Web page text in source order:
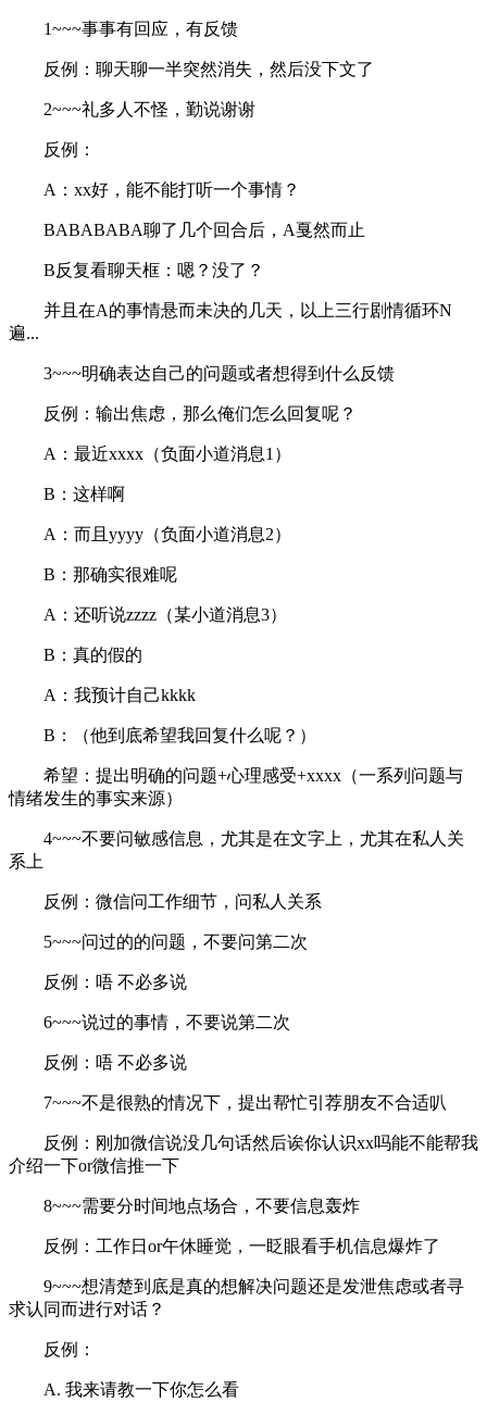
1~~~事事有回应，有反馈
反例：聊天聊一半突然消失，然后没下文了
2~~~礼多人不怪，勤说谢谢
反例：
A：xx好，能不能打听一个事情？
BABABABA聊了几个回合后，A戛然而止
B反复看聊天框：嗯？没了？
并且在A的事情悬而未决的几天，以上三行剧情循环N
遍...
3~~~明确表达自己的问题或者想得到什么反馈
反例：输出焦虑，那么俺们怎么回复呢？
A：最近xxxx（负面小道消息1）
B：这样啊
A：而且yyyy（负面小道消息2）
B：那确实很难呢
A：还听说zzzz（某小道消息3）
B：真的假的
A：我预计自己kkkk
B：（他到底希望我回复什么呢？）
希望：提出明确的问题+心理感受+xxxx（一系列问题与
情绪发生的事实来源）
4~~~不要问敏感信息，尤其是在文字上，尤其在私人关
系上
反例：微信问工作细节，问私人关系
5~~~问过的的问题，不要问第二次
反例：唔 不必多说
6~~~说过的事情，不要说第二次
反例：唔 不必多说
7~~~不是很熟的情况下，提出帮忙引荐朋友不合适叭
反例：刚加微信说没几句话然后诶你认识xx吗能不能帮我
介绍一下or微信推一下
8~~~需要分时间地点场合，不要信息轰炸
反例：工作日or午休睡觉，一眨眼看手机信息爆炸了
9~~~想清楚到底是真的想解决问题还是发泄焦虑或者寻
求认同而进行对话？
反例：
A. 我来请教一下你怎么看